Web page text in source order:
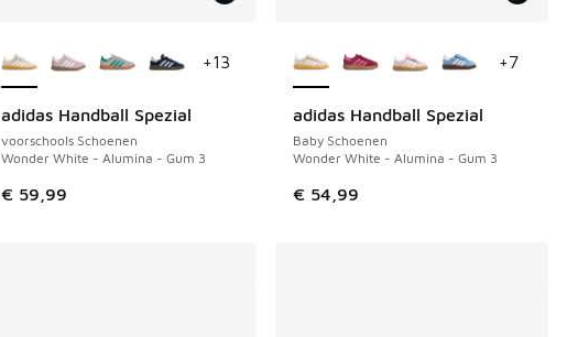
adidas Handball Spezial
voorschools Schoenen
Wonder White - Alumina - Gum 3
€ 59,99
NIEUW
+13
adidas Handball Spezial
Baby Schoenen
Wonder White - Alumina - Gum 3
€ 54,99
NIEUW
+7